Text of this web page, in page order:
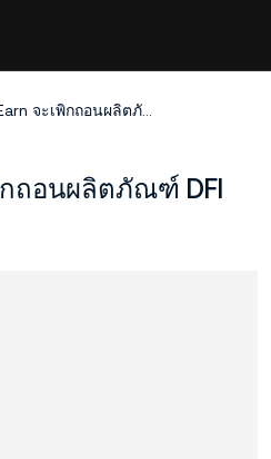
KuCoin Earn จะเพิกถอนผลิตภัณฑ์ DFI
กถอนผลิตภัณฑ์ DFI